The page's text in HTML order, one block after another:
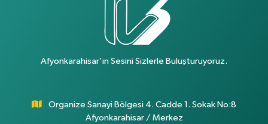
Afyonkarahisar’ın Sesini Sizlerle Buluşturuyoruz.
Organize Sanayi Bölgesi 4. Cadde 1. Sokak No:8
Afyonkarahisar / Merkez